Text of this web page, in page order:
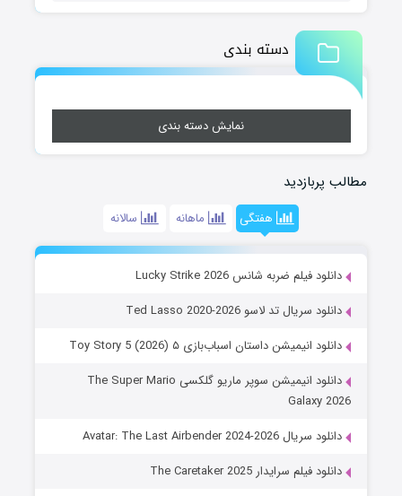
دسته بندی
نمایش دسته بندی
مطالب پربازدید
هفتگی ماهانه سالانه
دانلود فیلم ضربه شانس Lucky Strike 2026
دانلود سریال تد لاسو Ted Lasso 2020-2026
دانلود انیمیشن داستان اسباب‌بازی ۵ Toy Story 5 (2026)
دانلود انیمیشن سوپر ماریو گلکسی The Super Mario
Galaxy 2026
دانلود سریال Avatar: The Last Airbender 2024-2026
دانلود فیلم سرایدار The Caretaker 2025